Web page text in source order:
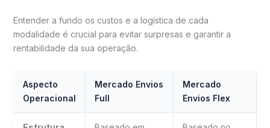
Entender a fundo os custos e a logística de cada
modalidade é crucial para evitar surpresas e garantir a
rentabilidade da sua operação.
Aspecto
Operacional
Mercado Envios
Full
Mercado
Envios Flex